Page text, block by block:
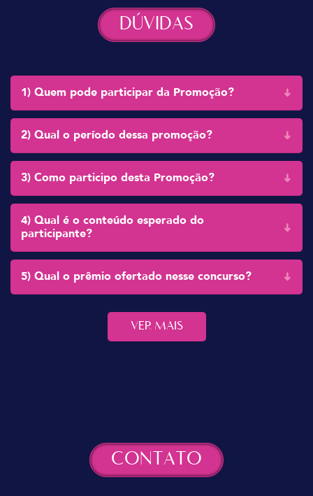
DÚVIDAS
1) Quem pode participar da Promoção?
2) Qual o período dessa promoção?
3) Como participo desta Promoção?
4) Qual é o conteúdo esperado do
participante?
5) Qual o prêmio ofertado nesse concurso?
VER MAIS
CONTATO